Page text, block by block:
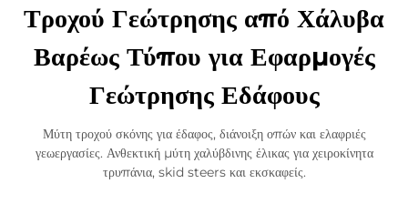
Τροχού Γεώτρησης από Χάλυβα
Βαρέως Τύπου για Εφαρμογές
Γεώτρησης Εδάφους
Μύτη τροχού σκόνης για έδαφος, διάνοιξη οπών και ελαφριές
γεωεργασίες. Ανθεκτική μύτη χαλύβδινης έλικας για χειροκίνητα
τρυπάνια, skid steers και εκσκαφείς.